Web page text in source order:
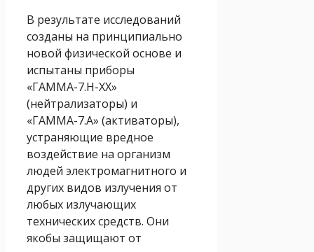
В результате исследований
созданы на принципиально
новой физической основе и
испытаны приборы
«ГАММА-7.Н-ХХ»
(нейтрализаторы) и
«ГАММА-7.А» (активаторы),
устраняющие вредное
воздействие на организм
людей электромагнитного и
других видов излучения от
любых излучающих
технических средств. Они
якобы защищают от